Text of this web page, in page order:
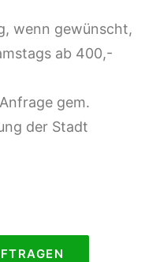
wenn gewünscht,
ab 400,-
gem.
der Stadt